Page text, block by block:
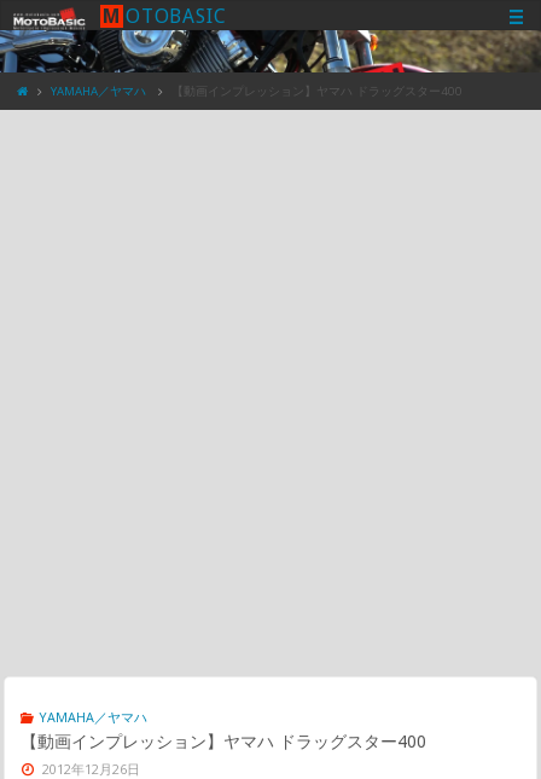
M OTOBASIC
YAMAHA／ヤマハ 【動画インプレッション】ヤマハ ドラッグスター400
YAMAHA／ヤマハ
【動画インプレッション】ヤマハ ドラッグスター400
2012年12月26日